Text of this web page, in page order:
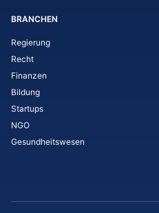
BRANCHEN
Regierung
Recht
Finanzen
Bildung
Startups
NGO
Gesundheitswesen